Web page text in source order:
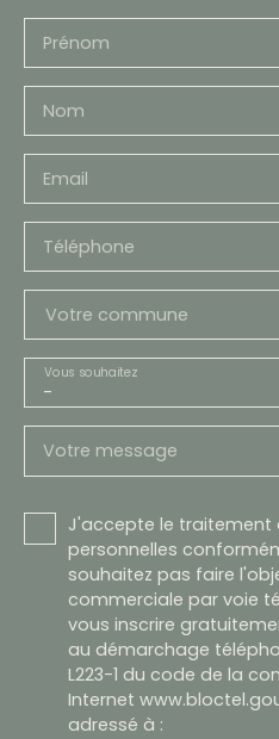
Prénom
Nom
Email
Téléphone
Votre commune
-
Vous souhaitez
Votre message
J'accepte le traitement
personnelles
souhaitez pas faire
commerciale par voie
vous inscrire
au démarchage
L223-1 du code de la
Internet
adressé à :